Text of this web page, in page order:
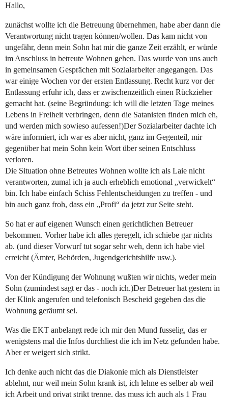
Hallo,
zunächst wollte ich die Betreuung übernehmen, habe aber dann die
Verantwortung nicht tragen können/wollen. Das kam nicht von
ungefähr, denn mein Sohn hat mir die ganze Zeit erzählt, er würde
im Anschluss in betreute Wohnen gehen. Das wurde von uns auch
in gemeinsamen Gesprächen mit Sozialarbeiter angegangen. Das
war einige Wochen vor der ersten Entlassung. Recht kurz vor der
Entlassung erfuhr ich, dass er zwischenzeitlich einen Rückzieher
gemacht hat. (seine Begründung: ich will die letzten Tage meines
Lebens in Freiheit verbringen, denn die Satanisten finden mich eh,
und werden mich sowieso aufessen!)Der Sozialarbeiter dachte ich
wäre informiert, ich war es aber nicht, ganz im Gegenteil, mir
gegenüber hat mein Sohn kein Wort über seinen Entschluss
verloren.
Die Situation ohne Betreutes Wohnen wollte ich als Laie nicht
verantworten, zumal ich ja auch erheblich emotional „verwickelt“
bin. Ich habe einfach Schiss Fehlentscheidungen zu treffen - und
bin auch ganz froh, dass ein „Profi“ da jetzt zur Seite steht.
So hat er auf eigenen Wunsch einen gerichtlichen Betreuer
bekommen. Vorher habe ich alles geregelt, ich schiebe gar nichts
ab. (und dieser Vorwurf tut sogar sehr weh, denn ich habe viel
erreicht (Ämter, Behörden, Jugendgerichtshilfe usw.).
Von der Kündigung der Wohnung wußten wir nichts, weder mein
Sohn (zumindest sagt er das - noch ich.)Der Betreuer hat gestern in
der Klink angerufen und telefonisch Bescheid gegeben das die
Wohnung geräumt sei.
Was die EKT anbelangt rede ich mir den Mund fusselig, das er
wenigstens mal die Infos durchliest die ich im Netz gefunden habe.
Aber er weigert sich strikt.
Ich denke auch nicht das die Diakonie mich als Dienstleister
ablehnt, nur weil mein Sohn krank ist, ich lehne es selber ab weil
ich Arbeit und privat strikt trenne, das muss ich auch als 1 Frau